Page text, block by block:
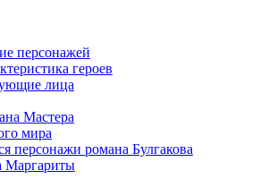
персонажей
героев
лица
Мастера
мира
персонажи романа Булгакова
Маргариты